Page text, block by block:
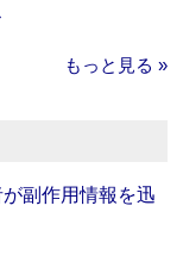
もっと見る »
副作用情報を迅